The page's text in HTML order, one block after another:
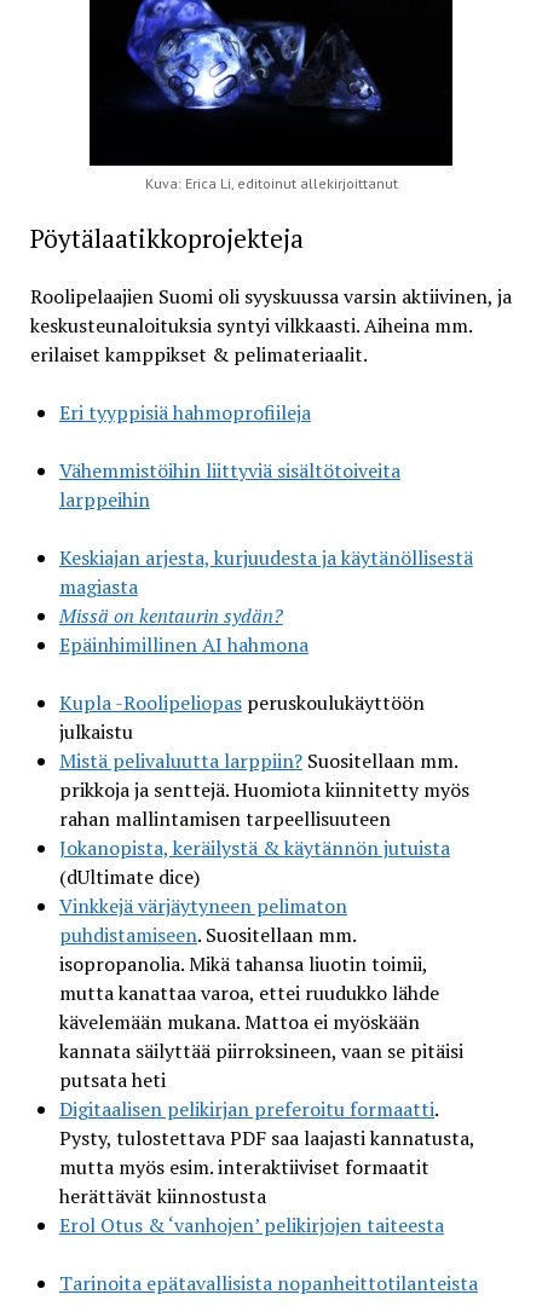
Kuva: Erica Li, editoinut allekirjoittanut
Pöytälaatikkoprojekteja
Roolipelaajien Suomi oli syyskuussa varsin aktiivinen, ja
keskusteunaloituksia syntyi vilkkaasti. Aiheina mm.
erilaiset kamppikset & pelimateriaalit.
Eri tyyppisiä hahmoprofiileja
Vähemmistöihin liittyviä sisältötoiveita
larppeihin
Keskiajan arjesta, kurjuudesta ja käytänöllisestä
magiasta
Missä on kentaurin sydän?
Epäinhimillinen AI hahmona
Kupla -Roolipeliopasperuskoulukäyttöön
julkaistu
Mistä pelivaluutta larppiin?Suositellaan mm.
prikkoja ja senttejä. Huomiota kiinnitetty myös
rahan mallintamisen tarpeellisuuteen
Jokanopista, keräilystä & käytännön jutuista
(dUltimate dice)
Vinkkejä värjäytyneen pelimaton
puhdistamiseen. Suositellaan mm.
isopropanolia. Mikä tahansa liuotin toimii,
mutta kanattaa varoa, ettei ruudukko lähde
kävelemään mukana. Mattoa ei myöskään
kannata säilyttää piirroksineen, vaan se pitäisi
putsata heti
Digitaalisen pelikirjan preferoitu formaatti.
Pysty, tulostettava PDF saa laajasti kannatusta,
mutta myös esim. interaktiiviset formaatit
herättävät kiinnostusta
Erol Otus & ‘vanhojen’ pelikirjojen taiteesta
Tarinoita epätavallisista nopanheittotilanteista